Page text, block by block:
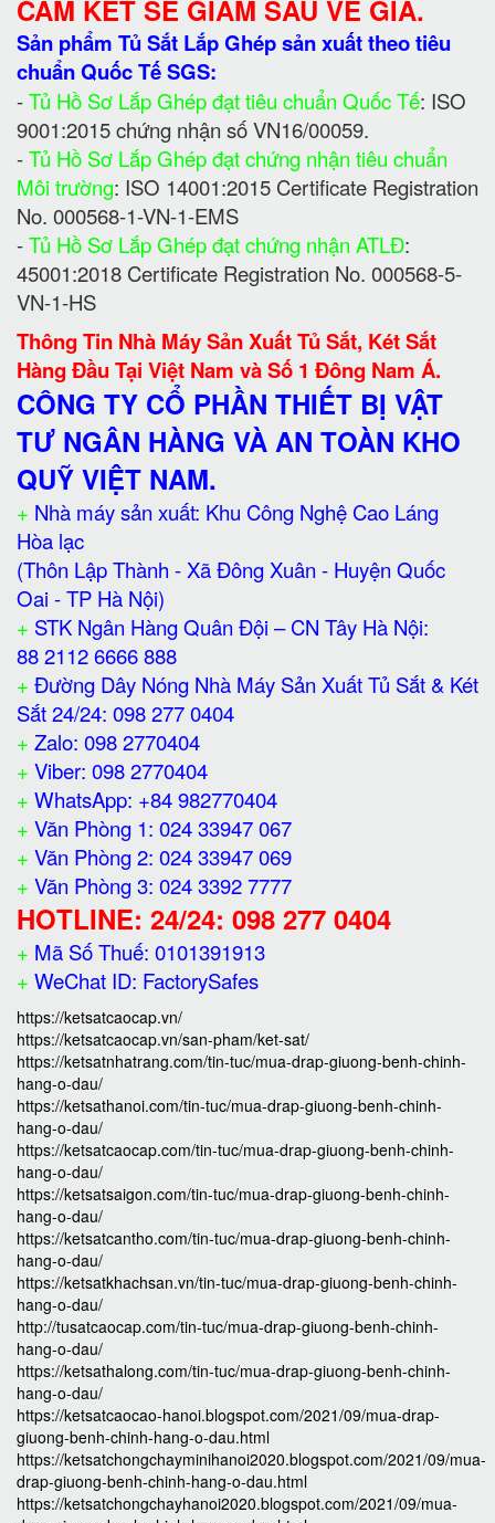
CAM KẾT SẼ GIẢM SÂU VỀ GIÁ.
Sản phẩm Tủ Sắt Lắp Ghép sản xuất theo tiêu
chuẩn Quốc Tế SGS:
-Tủ Hồ Sơ Lắp Ghép đạt tiêu chuẩn Quốc Tế: ISO
9001:2015 chứng nhận số VN16/00059.
-Tủ Hồ Sơ Lắp Ghép đạt chứng nhận tiêu chuẩn
Môi trường: ISO 14001:2015 Certificate Registration
No. 000568-1-VN-1-EMS
-Tủ Hồ Sơ Lắp Ghép đạt chứng nhận ATLĐ:
45001:2018 Certificate Registration No. 000568-5-
VN-1-HS
Thông Tin Nhà Máy Sản Xuất Tủ Sắt, Két Sắt
Hàng Đầu Tại Việt Nam và Số 1 Đông Nam Á.
CÔNG TY CỔ PHẦN THIẾT BỊ VẬT
TƯ NGÂN HÀNG VÀ AN TOÀN KHO
QUỸ VIỆT NAM.
+ Nhà máy sản xuất: Khu Công Nghệ Cao Láng
Hòa lạc
(Thôn Lập Thành - Xã Đông Xuân - Huyện Quốc
Oai - TP Hà Nội)
+ STK Ngân Hàng Quân Đội – CN Tây Hà Nội:
88 2112 6666 888
+ Đường Dây Nóng Nhà Máy Sản Xuất Tủ Sắt & Két
Sắt 24/24: 098 277 0404
+ Zalo: 098 2770404
+ Viber: 098 2770404
+ WhatsApp: +84 982770404
+ Văn Phòng 1: 024 33947 067
+ Văn Phòng 2: 024 33947 069
+ Văn Phòng 3: 024 3392 7777
HOTLINE: 24/24: 098 277 0404
+ Mã Số Thuế: 0101391913
+ WeChat ID: FactorySafes
https://ketsatcaocap.vn/
https://ketsatcaocap.vn/san-pham/ket-sat/
https://ketsatnhatrang.com/tin-tuc/mua-drap-giuong-benh-chinh-
hang-o-dau/
https://ketsathanoi.com/tin-tuc/mua-drap-giuong-benh-chinh-
hang-o-dau/
https://ketsatcaocap.com/tin-tuc/mua-drap-giuong-benh-chinh-
hang-o-dau/
https://ketsatsaigon.com/tin-tuc/mua-drap-giuong-benh-chinh-
hang-o-dau/
https://ketsatcantho.com/tin-tuc/mua-drap-giuong-benh-chinh-
hang-o-dau/
https://ketsatkhachsan.vn/tin-tuc/mua-drap-giuong-benh-chinh-
hang-o-dau/
http://tusatcaocap.com/tin-tuc/mua-drap-giuong-benh-chinh-
hang-o-dau/
https://ketsathalong.com/tin-tuc/mua-drap-giuong-benh-chinh-
hang-o-dau/
https://ketsatcaocao-hanoi.blogspot.com/2021/09/mua-drap-
giuong-benh-chinh-hang-o-dau.html
https://ketsatchongchayminihanoi2020.blogspot.com/2021/09/mua-
drap-giuong-benh-chinh-hang-o-dau.html
https://ketsatchongchayhanoi2020.blogspot.com/2021/09/mua-